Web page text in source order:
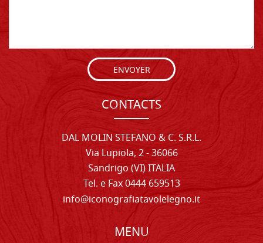
ENVOYER
CONTACTS
DAL MOLIN STEFANO & C. S.R.L.
Via Lupiola, 2 - 36066
Sandrigo (VI) ITALIA
Tel. e Fax 0444 659513
info@iconografiatavolelegno.it
MENU